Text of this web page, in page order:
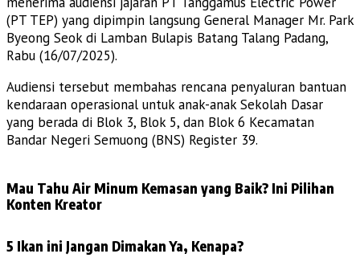
(PT TEP) yang dipimpin langsung General Manager Mr. Park
Byeong Seok di Lamban Bulapis Batang Talang Padang,
Rabu (16/07/2025).
Audiensi tersebut membahas rencana penyaluran bantuan
kendaraan operasional untuk anak-anak Sekolah Dasar
yang berada di Blok 3, Blok 5, dan Blok 6 Kecamatan
Bandar Negeri Semuong (BNS) Register 39.
Mau Tahu Air Minum Kemasan yang Baik? Ini Pilihan
Konten Kreator
5 Ikan ini Jangan Dimakan Ya, Kenapa?